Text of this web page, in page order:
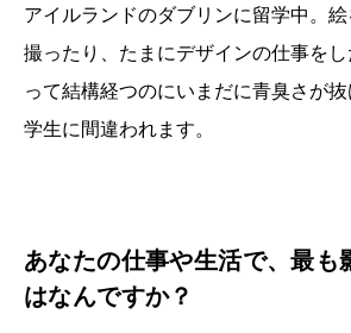
アイルランドのダブリンに留学中。
撮ったり、たまにデザインの仕事を
って結構経つのにいまだに青臭さが
学生に間違われます。
あなたの仕事や生活で、最も
はなんですか？